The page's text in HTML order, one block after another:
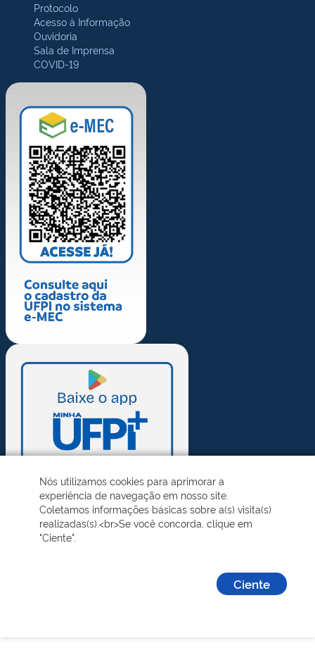
Protocolo
Acesso à Informação
Ouvidoria
Sala de Imprensa
COVID-19
Nós utilizamos cookies para aprimorar a
experiência de navegação em nosso site.
Coletamos informações básicas sobre a(s) visita(s)
realizadas(s).<br>Se você concorda, clique em
"Ciente".
Ciente